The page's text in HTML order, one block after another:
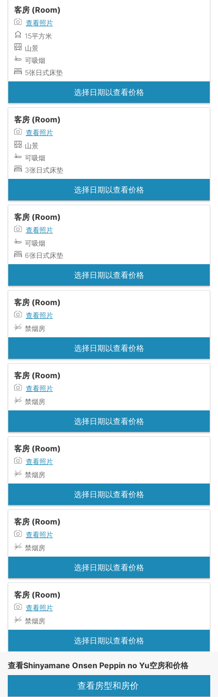
客房 (Room)
查看照片
15平方米
山景
可吸烟
5张日式床垫
选择日期以查看价格
客房 (Room)
查看照片
山景
可吸烟
3张日式床垫
选择日期以查看价格
客房 (Room)
查看照片
可吸烟
6张日式床垫
选择日期以查看价格
客房 (Room)
查看照片
禁烟房
选择日期以查看价格
客房 (Room)
查看照片
禁烟房
选择日期以查看价格
客房 (Room)
查看照片
禁烟房
选择日期以查看价格
客房 (Room)
查看照片
禁烟房
选择日期以查看价格
客房 (Room)
查看照片
禁烟房
选择日期以查看价格
查看Shinyamane Onsen Peppin no Yu空房和价格
查看房型和房价